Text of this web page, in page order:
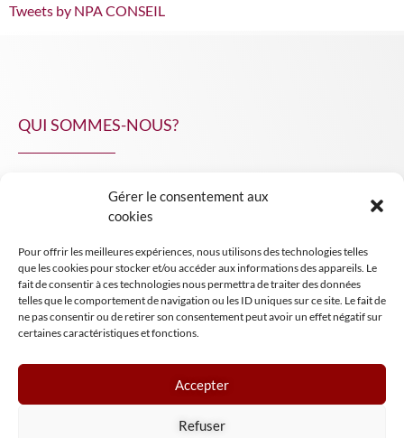
Gérer le consentement aux
cookies
Pour offrir les meilleures expériences, nous utilisons des technologies telles
que les cookies pour stocker et/ou accéder aux informations des appareils. Le
fait de consentir à ces technologies nous permettra de traiter des données
telles que le comportement de navigation ou les ID uniques sur ce site. Le fait de
ne pas consentir ou de retirer son consentement peut avoir un effet négatif sur
certaines caractéristiques et fonctions.
Accepter
Refuser
Tweets by NPA CONSEIL
QUI SOMMES-NOUS?
INSIGHT NPA
Mentions légales